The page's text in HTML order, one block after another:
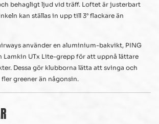
behagligt ljud vid träff. Loftet är justerbart
kan ställas in upp till 3° flackare än
använder en aluminium-bakvikt, PING
Lamkin UTx Lite-grepp för att uppnå lättare
Dessa gör klubborna lätta att svinga och
greener än någonsin.